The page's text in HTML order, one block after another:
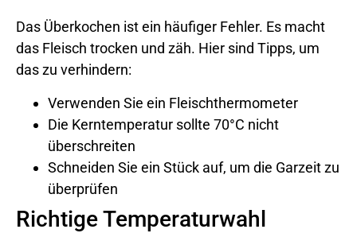
Das Überkochen ist ein häufiger Fehler. Es macht
das Fleisch trocken und zäh. Hier sind Tipps, um
das zu verhindern:
Verwenden Sie ein Fleischthermometer
Die Kerntemperatur sollte 70°C nicht
überschreiten
Schneiden Sie ein Stück auf, um die Garzeit zu
überprüfen
Richtige Temperaturwahl